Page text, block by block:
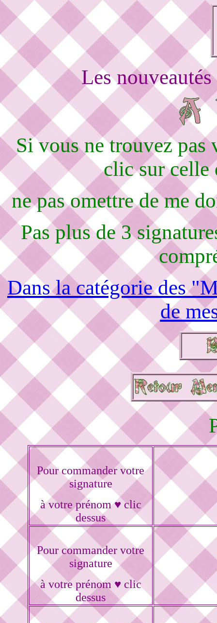
Les
Si vous ne trouvez pas
clic sur celle
ne pas omettre de me
Pas plus de 3
Dans la catégorie des
de
Pour commander votre
signature
à votre prénom ♥ clic
dessus
Pour commander votre
signature
à votre prénom ♥ clic
dessus